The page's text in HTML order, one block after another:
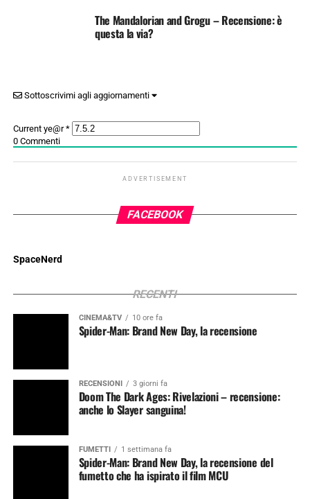
The Mandalorian and Grogu – Recensione: è
questa la via?
Sottoscrivimi agli aggiornamenti
Current ye@r*
0Commenti
ADVERTISEMENT
FACEBOOK
SpaceNerd
RECENTI
CINEMA&TV 10 ore fa
Spider-Man: Brand New Day, la recensione
RECENSIONI 3 giorni fa
Doom The Dark Ages: Rivelazioni – recensione:
anche lo Slayer sanguina!
FUMETTI 1 settimana fa
Spider-Man: Brand New Day, la recensione del
fumetto che ha ispirato il film MCU